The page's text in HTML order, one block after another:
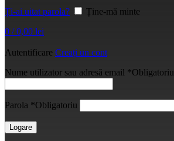
Ți-ai uitat parola?
Ține-mă minte
0 / 0,00 lei
Autentificare Creați un cont
Nume utilizator sau adresă email *Obligatoriu
Parola *Obligatoriu
Logare